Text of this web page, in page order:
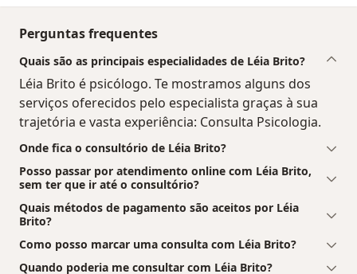
Perguntas frequentes
Quais são as principais especialidades de Léia Brito?
Léia Brito é psicólogo. Te mostramos alguns dos
serviços oferecidos pelo especialista graças à sua
trajetória e vasta experiência: Consulta Psicologia.
Onde fica o consultório de Léia Brito?
Posso passar por atendimento online com Léia Brito,
sem ter que ir até o consultório?
Quais métodos de pagamento são aceitos por Léia
Brito?
Como posso marcar uma consulta com Léia Brito?
Quando poderia me consultar com Léia Brito?